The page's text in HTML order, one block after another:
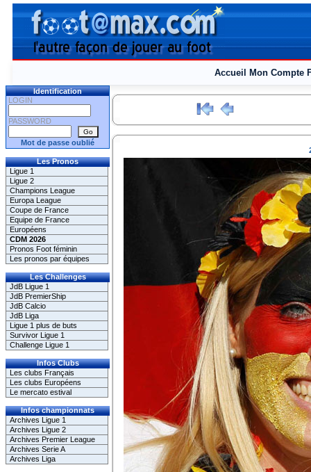
Accueil Mon Compte
Identification
LOGIN
PASSWORD
Mot de passe oublié
Les Pronos
Ligue 1
Ligue 2
Champions League
Europa League
Coupe de France
Equipe de France
Européens
CDM 2026
Pronos Foot féminin
Les pronos par équipes
Les Challenges
JdB Ligue 1
JdB PremierShip
JdB Calcio
JdB Liga
Ligue 1 plus de buts
Survivor Ligue 1
Challenge Ligue 1
Infos Clubs
Les clubs Français
Les clubs Européens
Le mercato estival
Infos championnats
Archives Ligue 1
Archives Ligue 2
Archives Premier League
Archives Serie A
Archives Liga